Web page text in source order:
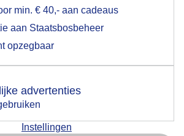
min. € 40,- aan cadeaus
aan Staatsbosbeheer
opzegbaar
advertenties
Instellingen
geen akkoord op hebt gegeven,
een pop-up uit je browser waarin
toon de popup
niet, misschien later